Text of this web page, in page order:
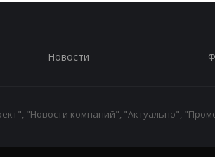
Новости
"Новости компаний", "Актуально",